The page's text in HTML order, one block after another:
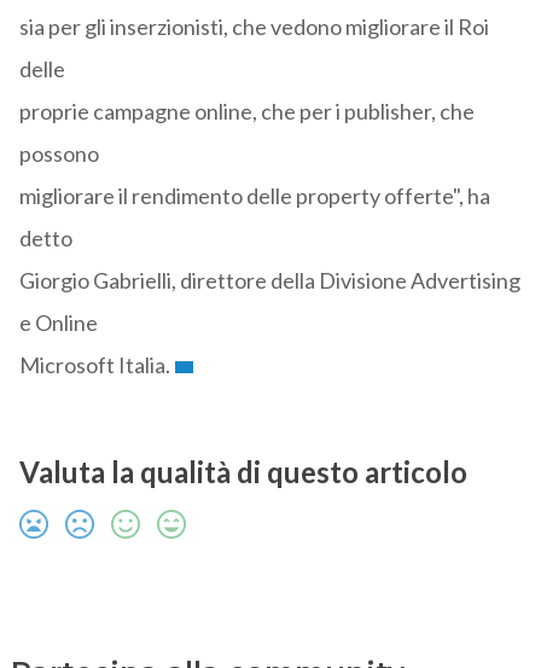
sia per gli inserzionisti, che vedono migliorare il Roi
delle
proprie campagne online, che per i publisher, che
possono
migliorare il rendimento delle property offerte", ha
detto
Giorgio Gabrielli, direttore della Divisione Advertising
e Online
Microsoft Italia.
Valuta la qualità di questo articolo